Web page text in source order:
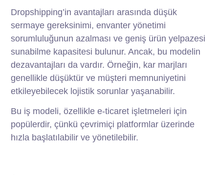
Dropshipping’in avantajları arasında düşük
sermaye gereksinimi, envanter yönetimi
sorumluluğunun azalması ve geniş ürün yelpazesi
sunabilme kapasitesi bulunur. Ancak, bu modelin
dezavantajları da vardır. Örneğin, kar marjları
genellikle düşüktür ve müşteri memnuniyetini
etkileyebilecek lojistik sorunlar yaşanabilir.
Bu iş modeli, özellikle e-ticaret işletmeleri için
popülerdir, çünkü çevrimiçi platformlar üzerinde
hızla başlatılabilir ve yönetilebilir.